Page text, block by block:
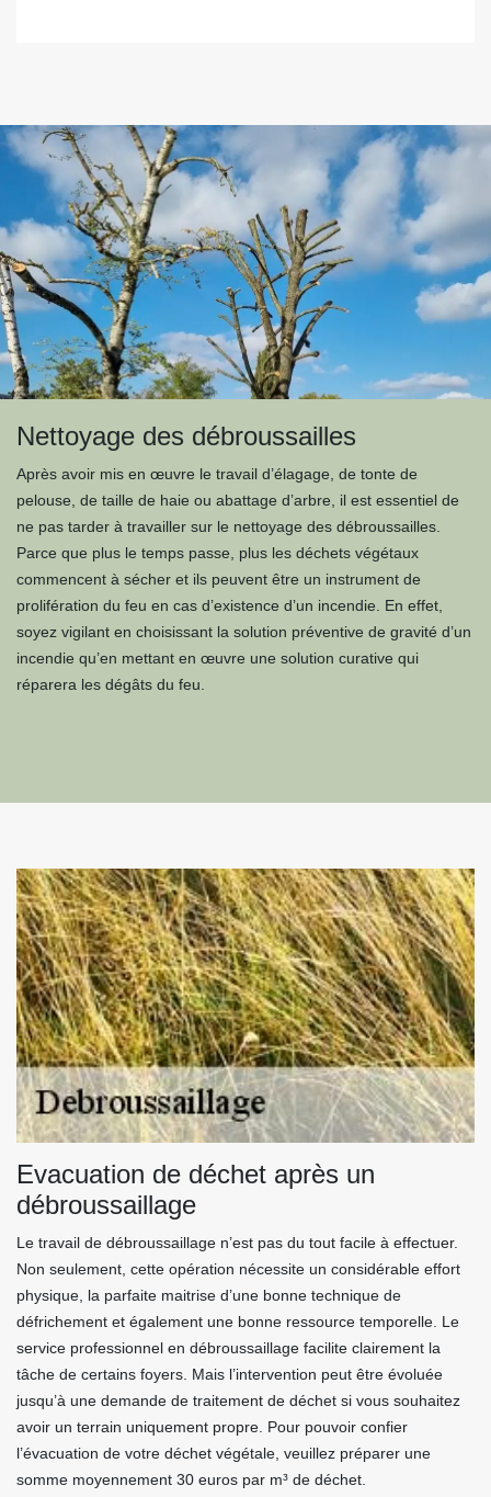
Nettoyage des débroussailles
Après avoir mis en œuvre le travail d’élagage, de tonte de
pelouse, de taille de haie ou abattage d’arbre, il est essentiel de
ne pas tarder à travailler sur le nettoyage des débroussailles.
Parce que plus le temps passe, plus les déchets végétaux
commencent à sécher et ils peuvent être un instrument de
prolifération du feu en cas d’existence d’un incendie. En effet,
soyez vigilant en choisissant la solution préventive de gravité d’un
incendie qu’en mettant en œuvre une solution curative qui
réparera les dégâts du feu.
Evacuation de déchet après un
débroussaillage
Le travail de débroussaillage n’est pas du tout facile à effectuer.
Non seulement, cette opération nécessite un considérable effort
physique, la parfaite maitrise d’une bonne technique de
défrichement et également une bonne ressource temporelle. Le
service professionnel en débroussaillage facilite clairement la
tâche de certains foyers. Mais l’intervention peut être évoluée
jusqu’à une demande de traitement de déchet si vous souhaitez
avoir un terrain uniquement propre. Pour pouvoir confier
l’évacuation de votre déchet végétale, veuillez préparer une
somme moyennement 30 euros par m³ de déchet.